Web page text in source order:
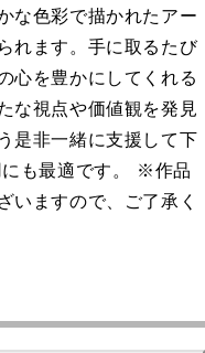
な色彩で描かれたアー
れます。手に取るたび
心を豊かにしてくれる
な視点や価値観を発見
是非一緒に支援して下
も最適です。 ※作品
いますので、ご了承く